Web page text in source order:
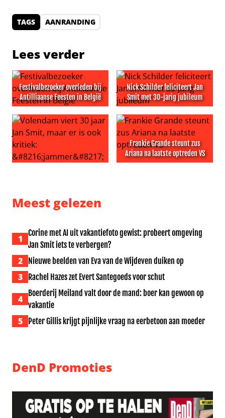
TAGS AANRANDING
Lees verder
Festivalbezoeker overleden bij
Antilliaanse Feesten in België
Festivalbezoeker overleden bij Antilliaanse Feesten in
Nick Schilder feliciteert Jan
Smit met 30-jarig jubileum
Nick Schilder feliciteert Jan
Frankie Grande steunt zus
Ariana na laatste optreden VS
Meest gelezen
1
Corine met AI uit vakantiefoto gewist: probeert omgeving
Jan Smit iets te verbergen?
2 Nieuwe beelden van Eva van de Wijdeven duiken op
3 Rachel Hazes zet Evert Santegoeds voor schut
4
Boerderij Meiland valt door de mand: boer kan gewoon op
vakantie
5 Peter Gillis krijgt pijnlijke vraag na eerbetoon aan moeder
DenD Promoties